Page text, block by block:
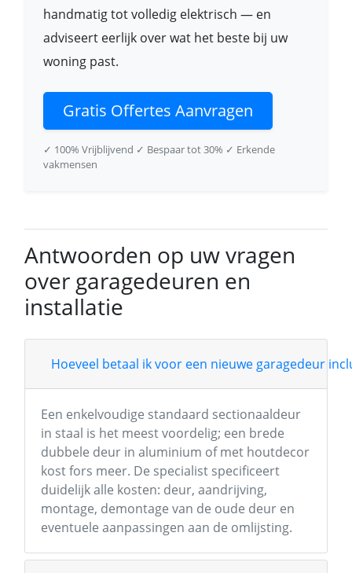
handmatig tot volledig elektrisch — en
adviseert eerlijk over wat het beste bij uw
woning past.
Gratis Offertes Aanvragen
✓ 100% Vrijblijvend ✓ Bespaar tot 30% ✓ Erkende
vakmensen
Antwoorden op uw vragen
over garagedeuren en
installatie
Hoeveel betaal ik voor een nieuwe garagedeur
Een enkelvoudige standaard sectionaaldeur
in staal is het meest voordelig; een brede
dubbele deur in aluminium of met houtdecor
kost fors meer. De specialist specificeert
duidelijk alle kosten: deur, aandrijving,
montage, demontage van de oude deur en
eventuele aanpassingen aan de omlijsting.